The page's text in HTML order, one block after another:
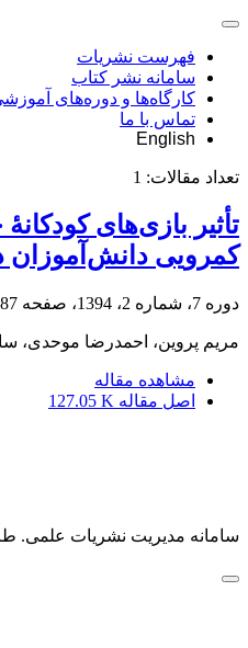
فهرست نشریات
سامانه نشر کتاب
کارگاه‌ها و دوره‌های
تماس با ما
English
تعداد مقالات: 1
تأثیر بازی‌های
کمرویی دانش‌‌آموزان
دوره 7، شماره 2، 1394، صفحه 201
مریم پروین، احمدرضا موحدی،
مشاهده مقاله
اصل مقاله 127.05 K
سامانه مدیریت نشریات علمی.